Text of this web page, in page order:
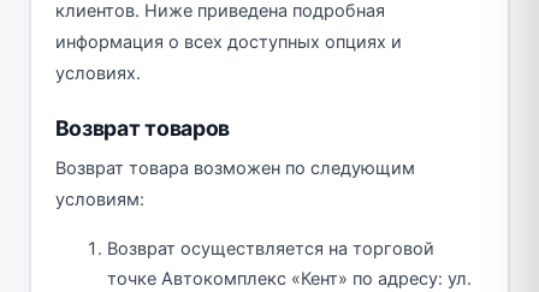
клиентов. Ниже приведена подробная
информация о всех доступных опциях и
условиях.
Возврат товаров
Возврат товара возможен по следующим
условиям:
Возврат осуществляется на торговой
точке Автокомплекс «Кент» по адресу: ул.